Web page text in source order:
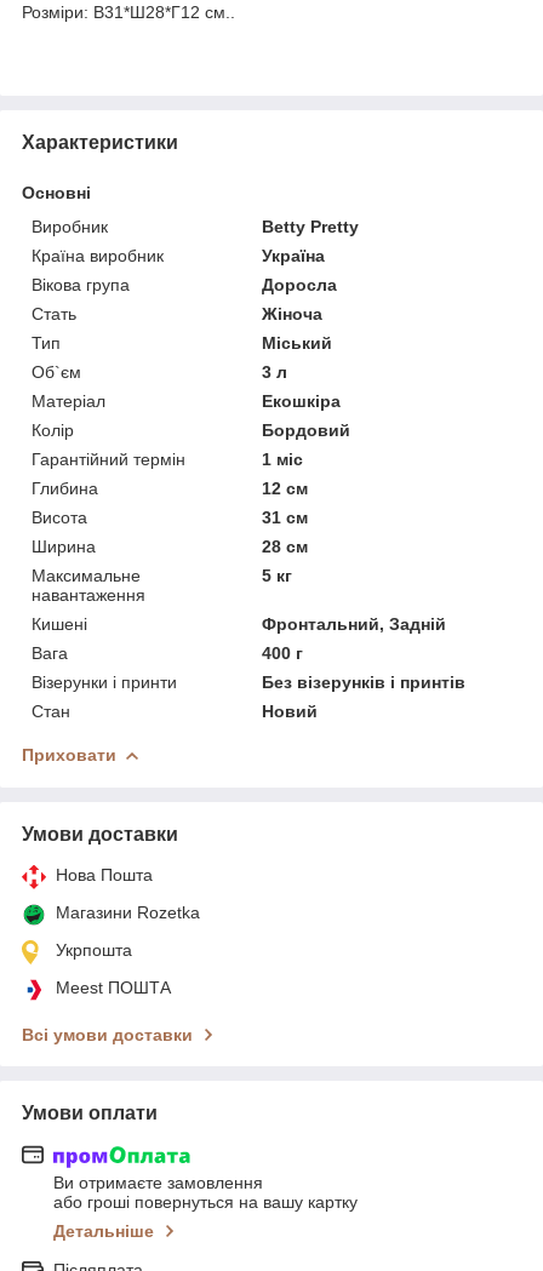
Розміри: В31*Ш28*Г12 см..
Характеристики
Основні
Виробник
Betty Pretty
Країна виробник
Україна
Вікова група
Доросла
Стать
Жіноча
Тип
Міський
Об`єм
3 л
Матеріал
Екошкіра
Колір
Бордовий
Гарантійний термін
1 міс
Глибина
12 см
Висота
31 см
Ширина
28 см
Максимальне
навантаження
5 кг
Кишені
Фронтальний, Задній
Вага
400 г
Візерунки і принти
Без візерунків і принтів
Стан
Новий
Приховати
Умови доставки
Нова Пошта
Магазини Rozetka
Укрпошта
Meest ПОШТА
Всі умови доставки
Умови оплати
Ви отримаєте замовлення
або гроші повернуться на вашу картку
Детальніше